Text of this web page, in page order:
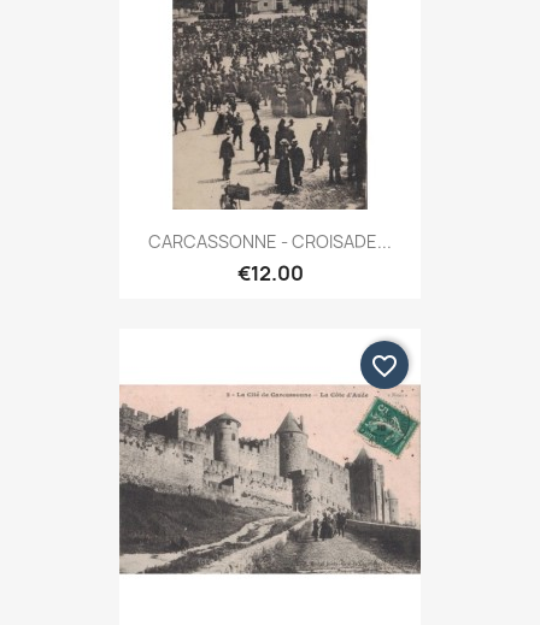
CARCASSONNE - CROISADE...
€12.00
favorite_border